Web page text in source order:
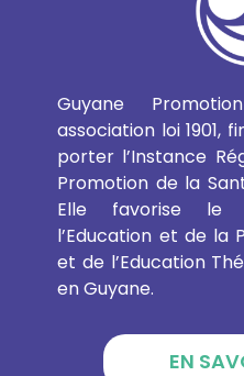
Guyane
association loi 1901,
porter l’Instance
Promotion de la
Elle favorise le
l’Education et de la
et de l’Education
en Guyane.
EN